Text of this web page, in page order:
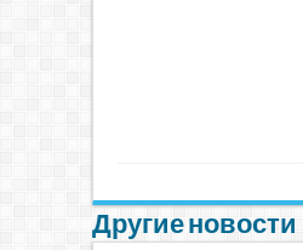
Другие новости